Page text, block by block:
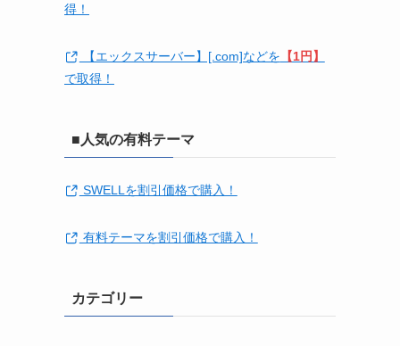
得！
【エックスサーバー】[.com]などを 【1円】
で取得！
■人気の有料テーマ
SWELLを割引価格で購入！
有料テーマを割引価格で購入！
カテゴリー